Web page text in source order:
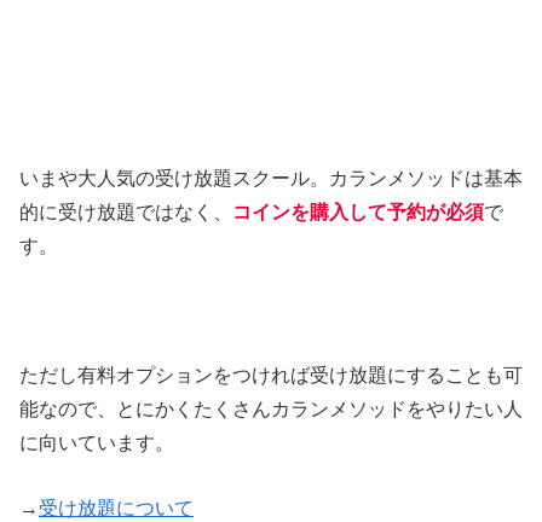
いまや大人気の受け放題スクール。カランメソッドは基本
的に受け放題ではなく、
コインを購入して予約が必須で
す。
ただし有料オプションをつければ受け放題にすることも可
能なので、とにかくたくさんカランメソッドをやりたい人
に向いています。
→ 受け放題について